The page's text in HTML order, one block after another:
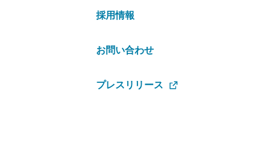
採用情報
お問い合わせ
プレスリリース